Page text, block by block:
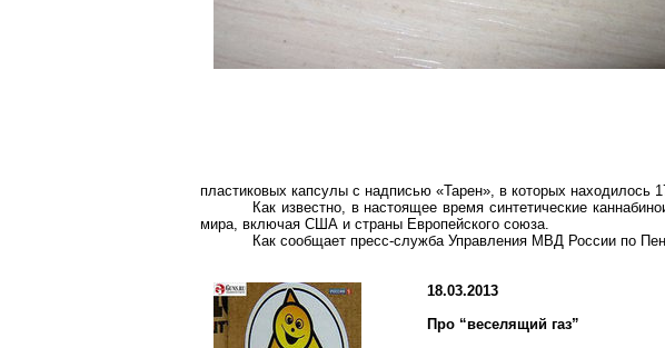
пластиковых капсулы с надписью «Тарен», в которых находилось
Как известно, в настоящее время синтетические
мира, включая США и страны Европейского союза.
Как сообщает пресс-служба Управления МВД России по
18.03.2013
Про “веселящий газ”